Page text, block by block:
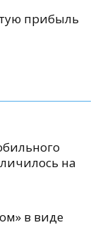
прибыль
на
в виде